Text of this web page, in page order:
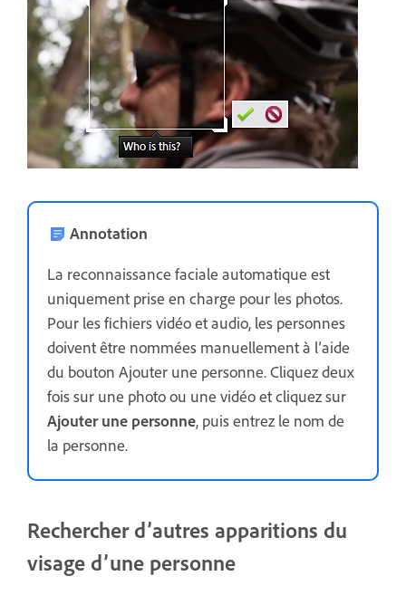
Annotation
La reconnaissance faciale automatique est
uniquement prise en charge pour les photos.
Pour les fichiers vidéo et audio, les personnes
doivent être nommées manuellement à l’aide
du bouton Ajouter une personne. Cliquez deux
fois sur une photo ou une vidéo et cliquez sur
Ajouter une personne, puis entrez le nom de
la personne.
Rechercher d’autres apparitions du
visage d’une personne